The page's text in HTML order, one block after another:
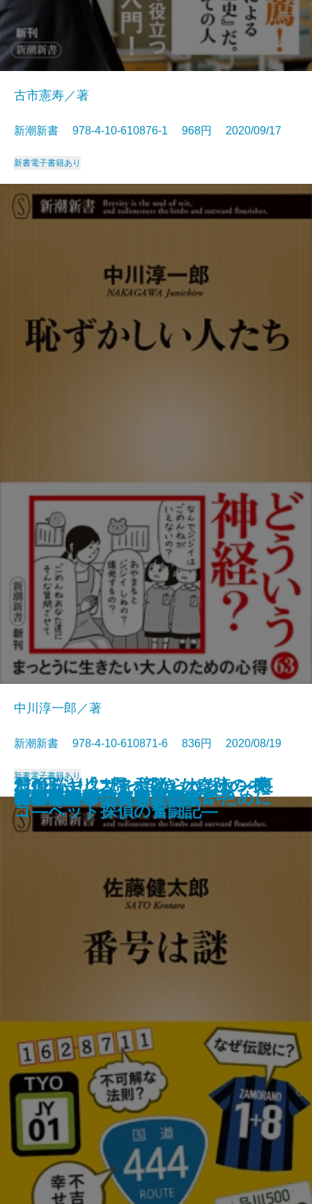
患者が知らない開業医の本音
イクメンの罠
最強脳―『スマホ脳』ハンセン先
生の特別授業―
ビジネス戦略から読む美術史
小説家になって億を稼ごう
だからヤクザを辞められない―裏
社会メルトダウン―
うんちの行方
空気が支配する国
絶対に挫折しない日本史
古市憲寿／著
新潮新書 978-4-10-610876-1 968円 2020/09/17
新書電子書籍あり
恥ずかしい人たち
中川淳一郎／著
新潮新書 978-4-10-610871-6 836円 2020/08/19
新書電子書籍あり
番号は謎
ヤバい選挙
私の考え
210日ぶりに帰ってきた奇跡のネ
コ―ペット探偵の奮闘記―
マトリ―厚労省麻薬取締官―
わが子をAIの奴隷にしないために
偽善者たちへ
AI救国論
ジャニーズは努力が9割
世界の中心でAIをさけぶ